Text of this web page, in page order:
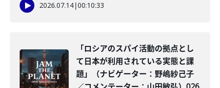
2026.07.14|00:10:33
「ロシアのスパイ活動の拠点とし
て日本が利用されている実態と課
題」（ナビゲーター：野嶋紗己子